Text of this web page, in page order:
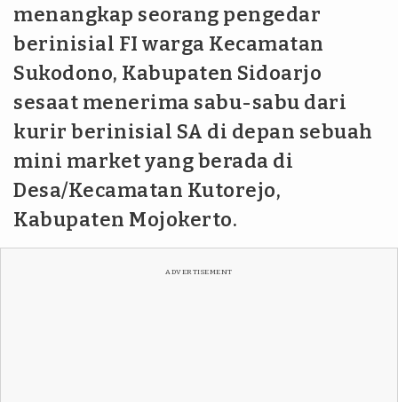
menangkap seorang pengedar
berinisial FI warga Kecamatan
Sukodono, Kabupaten Sidoarjo
sesaat menerima sabu-sabu dari
kurir berinisial SA di depan sebuah
mini market yang berada di
Desa/Kecamatan Kutorejo,
Kabupaten Mojokerto.
ADVERTISEMENT